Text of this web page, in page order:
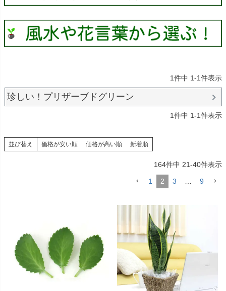
1件中 1-1件表示
珍しい！プリザーブドグリーン
1件中 1-1件表示
並び替え 価格が安い順 価格が高い順 新着順
164件中 21-40件表示
1 2 3 9